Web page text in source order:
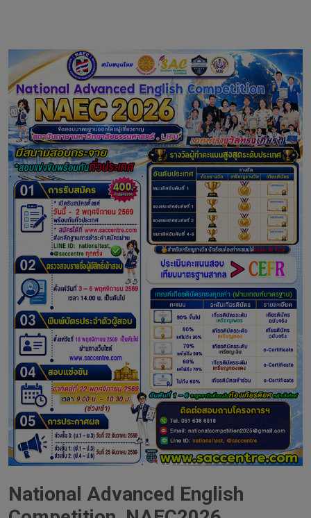
National Advanced English